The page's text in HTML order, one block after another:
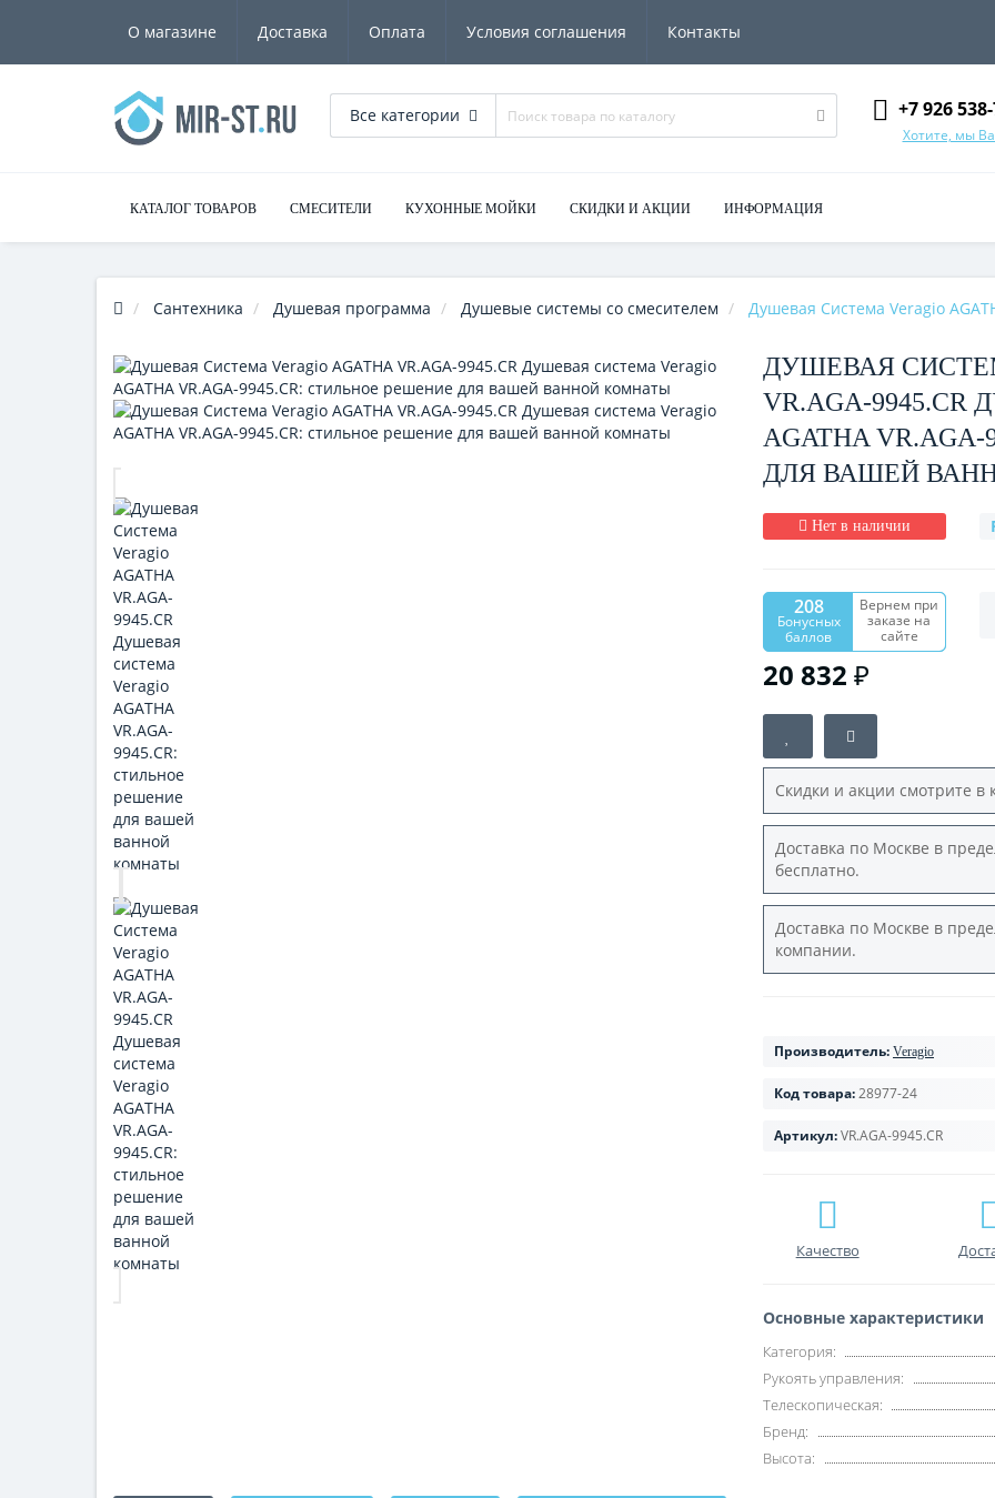
О магазине Доставка Оплата Условия соглашения Контакты
Все категории +7 926
Хотите, мы
КАТАЛОГ ТОВАРОВ СМЕСИТЕЛИ КУХОННЫЕ МОЙКИ СКИДКИ И АКЦИИ ИНФОРМАЦИЯ
Сантехника Душевая программа Душевые системы со смесителем Душевая Система Veragio
ДУШЕВАЯ
VR.AGA-
AGATHA
ДЛЯ ВАШЕЙ
Нет в наличии
208
Бонусных
баллов
Вернем при
заказе на
сайте
20 832 ₽
Скидки и акции смотрите в
Доставка по Москве в
бесплатно.
Доставка по Москве в
компании.
Производитель: Veragio
Код товара:28977-24
Артикул:VR.AGA-9945.CR
Качество
Основные характеристики
Категория:
Рукоять управления:
Телескопическая:
Бренд:
Высота: